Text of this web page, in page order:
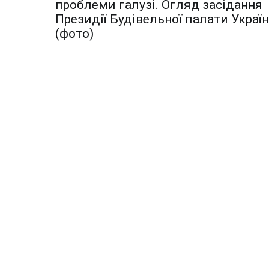
по
записям
проблеми галузі. Огляд засідання
Президії Будівельної палати
(фото)